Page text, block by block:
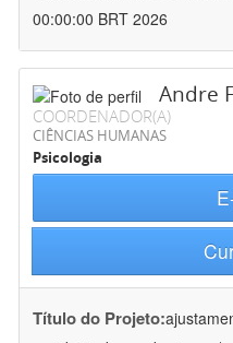
00:00:00 BRT 2026
Andre
COORDENADOR(A)
CIÊNCIAS HUMANAS
Psicologia
Título do Projeto: